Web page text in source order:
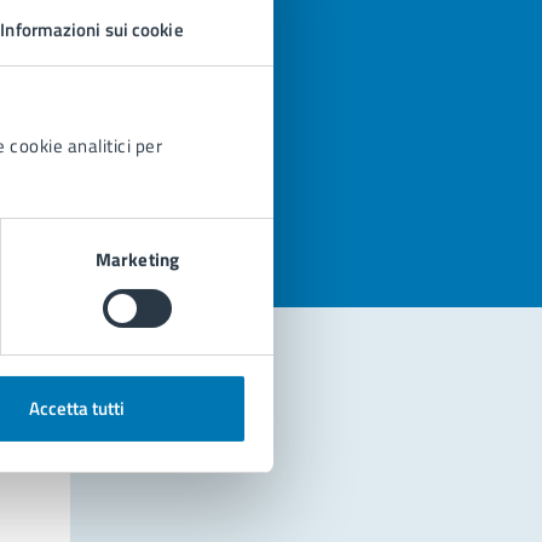
Informazioni sui cookie
cookie analitici per
Marketing
Accetta tutti